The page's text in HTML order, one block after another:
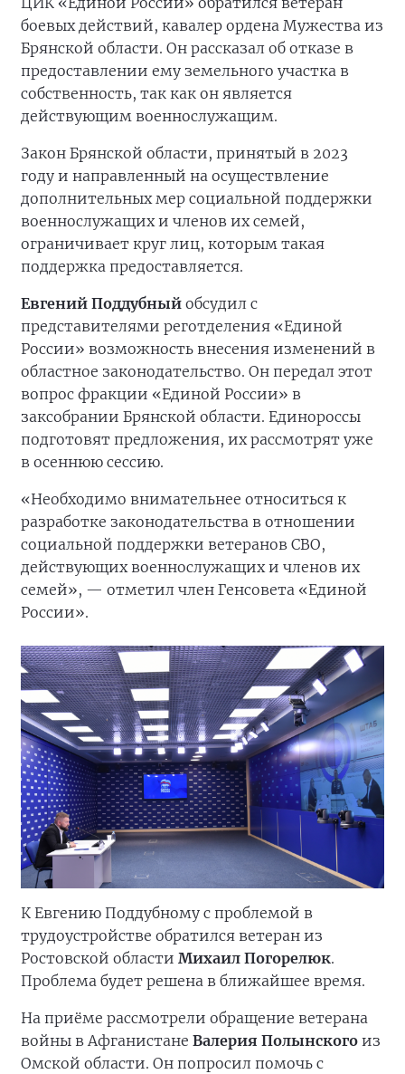
боевых действий, кавалер ордена Мужества из
Брянской области. Он рассказал об отказе в
предоставлении ему земельного участка в
собственность, так как он является
действующим военнослужащим.
Закон Брянской области, принятый в 2023
году и направленный на осуществление
дополнительных мер социальной поддержки
военнослужащих и членов их семей,
ограничивает круг лиц, которым такая
поддержка предоставляется.
Евгений Поддубный обсудил с
представителями реготделения «Единой
России» возможность внесения изменений в
областное законодательство. Он передал этот
вопрос фракции «Единой России» в
заксобрании Брянской области. Единороссы
подготовят предложения, их рассмотрят уже
в осеннюю сессию.
«Необходимо внимательнее относиться к
разработке законодательства в отношении
социальной поддержки ветеранов СВО,
действующих военнослужащих и членов их
семей», — отметил член Генсовета «Единой
России».
К Евгению Поддубному с проблемой в
трудоустройстве обратился ветеран из
Ростовской области Михаил Погорелюк.
Проблема будет решена в ближайшее время.
На приёме рассмотрели обращение ветерана
войны в Афганистане Валерия Полынского из
Омской области. Он попросил помочь с